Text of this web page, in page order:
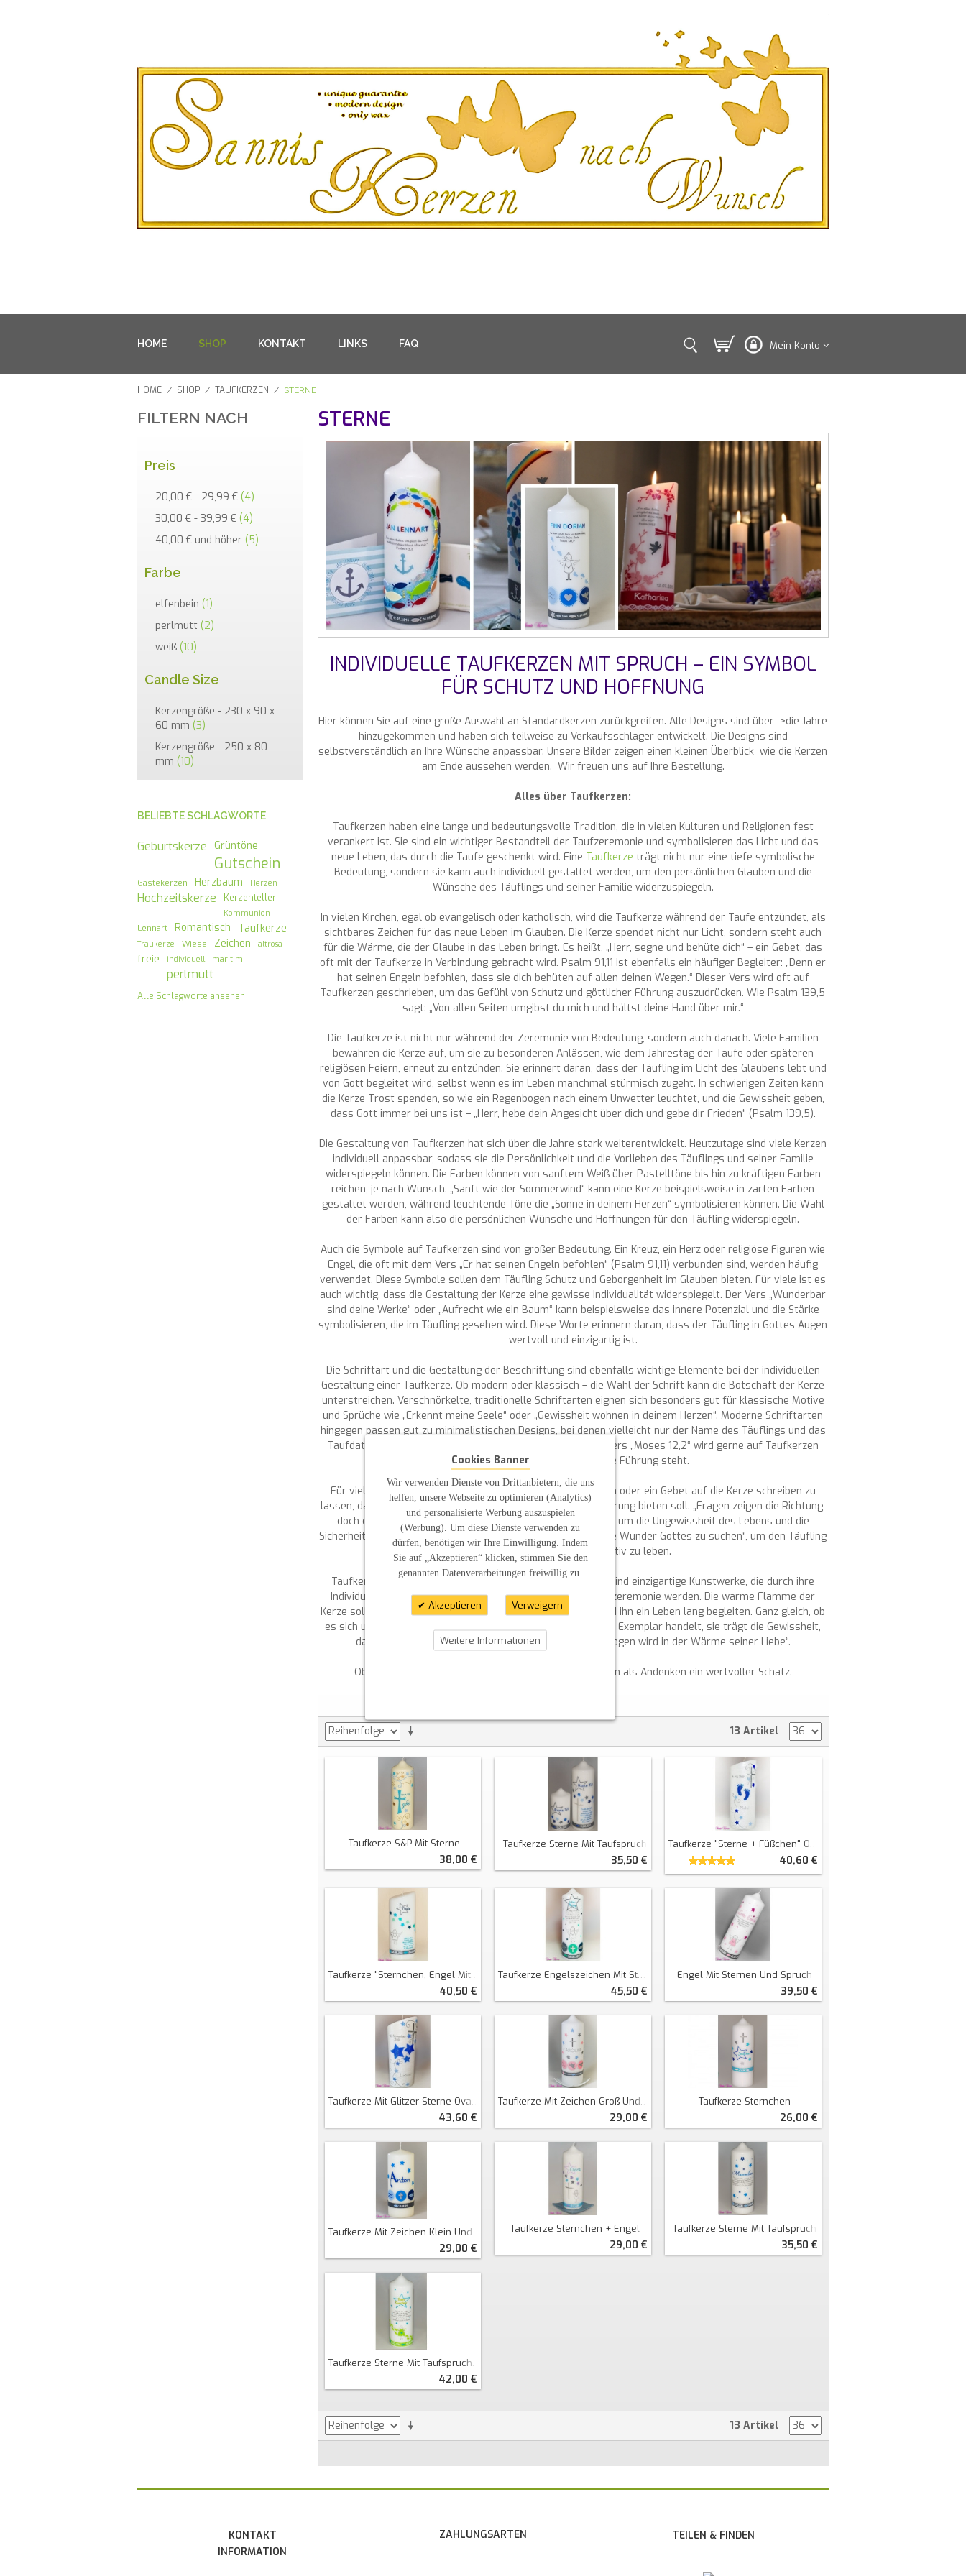
Mein Konto
HOME SHOP KONTAKT LINKS FAQ
HOME / SHOP / TAUFKERZEN / STERNE
FILTERN NACH
Preis
20,00 € - 29,99 € (4)
30,00 € - 39,99 € (4)
40,00 € und höher (5)
Farbe
elfenbein (1)
perlmutt (2)
weiß (10)
Candle Size
Kerzengröße - 230 x 90 x
60 mm (3)
Kerzengröße - 250 x 80
mm (10)
STERNE
INDIVIDUELLE TAUFKERZEN MIT SPRUCH – EIN SYMBOL
FÜR SCHUTZ UND HOFFNUNG
Hier können Sie auf eine große Auswahl an Standardkerzen zurückgreifen. Alle Designs sind über >die Jahre
hinzugekommen und haben sich teilweise zu Verkaufsschlager entwickelt. Die Designs sind
selbstverständlich an Ihre Wünsche anpassbar. Unsere Bilder zeigen einen kleinen Überblick wie die Kerzen
am Ende aussehen werden. Wir freuen uns auf Ihre Bestellung.
Alles über Taufkerzen:
Taufkerzen haben eine lange und bedeutungsvolle Tradition, die in vielen Kulturen und Religionen fest
verankert ist. Sie sind ein wichtiger Bestandteil der Taufzeremonie und symbolisieren das Licht und das
neue Leben, das durch die Taufe geschenkt wird. Eine Taufkerze trägt nicht nur eine tiefe symbolische
Bedeutung, sondern sie kann auch individuell gestaltet werden, um den persönlichen Glauben und die
Wünsche des Täuflings und seiner Familie widerzuspiegeln.
In vielen Kirchen, egal ob evangelisch oder katholisch, wird die Taufkerze während der Taufe entzündet, als
sichtbares Zeichen für das neue Leben im Glauben. Die Kerze spendet nicht nur Licht, sondern steht auch
für die Wärme, die der Glaube in das Leben bringt. Es heißt, „Herr, segne und behüte dich“ – ein Gebet, das
oft mit der Taufkerze in Verbindung gebracht wird. Psalm 91,11 ist ebenfalls ein häufiger Begleiter: „Denn er
hat seinen Engeln befohlen, dass sie dich behüten auf allen deinen Wegen.“ Dieser Vers wird oft auf
Taufkerzen geschrieben, um das Gefühl von Schutz und göttlicher Führung auszudrücken. Wie Psalm 139,5
sagt: „Von allen Seiten umgibst du mich und hältst deine Hand über mir.“
Die Taufkerze ist nicht nur während der Zeremonie von Bedeutung, sondern auch danach. Viele Familien
bewahren die Kerze auf, um sie zu besonderen Anlässen, wie dem Jahrestag der Taufe oder späteren
religiösen Feiern, erneut zu entzünden. Sie erinnert daran, dass der Täufling im Licht des Glaubens lebt und
von Gott begleitet wird, selbst wenn es im Leben manchmal stürmisch zugeht. In schwierigen Zeiten kann
die Kerze Trost spenden, so wie ein Regenbogen nach einem Unwetter leuchtet, und die Gewissheit geben,
dass Gott immer bei uns ist – „Herr, hebe dein Angesicht über dich und gebe dir Frieden“ (Psalm 139,5).
Die Gestaltung von Taufkerzen hat sich über die Jahre stark weiterentwickelt. Heutzutage sind viele Kerzen
individuell anpassbar, sodass sie die Persönlichkeit und die Vorlieben des Täuflings und seiner Familie
widerspiegeln können. Die Farben können von sanftem Weiß über Pastelltöne bis hin zu kräftigen Farben
reichen, je nach Wunsch. „Sanft wie der Sommerwind“ kann eine Kerze beispielsweise in zarten Farben
gestaltet werden, während leuchtende Töne die „Sonne in deinem Herzen“ symbolisieren können. Die Wahl
der Farben kann also die persönlichen Wünsche und Hoffnungen für den Täufling widerspiegeln.
Auch die Symbole auf Taufkerzen sind von großer Bedeutung. Ein Kreuz, ein Herz oder religiöse Figuren wie
Engel, die oft mit dem Vers „Er hat seinen Engeln befohlen“ (Psalm 91,11) verbunden sind, werden häufig
verwendet. Diese Symbole sollen dem Täufling Schutz und Geborgenheit im Glauben bieten. Für viele ist es
auch wichtig, dass die Gestaltung der Kerze eine gewisse Individualität widerspiegelt. Der Vers „Wunderbar
sind deine Werke“ oder „Aufrecht wie ein Baum“ kann beispielsweise das innere Potenzial und die Stärke
symbolisieren, die im Täufling gesehen wird. Diese Worte erinnern daran, dass der Täufling in Gottes Augen
wertvoll und einzigartig ist.
Die Schriftart und die Gestaltung der Beschriftung sind ebenfalls wichtige Elemente bei der individuellen
Gestaltung einer Taufkerze. Ob modern oder klassisch – die Wahl der Schrift kann die Botschaft der Kerze
unterstreichen. Verschnörkelte, traditionelle Schriftarten eignen sich besonders gut für klassische Motive
und Sprüche wie „Erkennt meine Seele“ oder „Gewissheit wohnen in deinem Herzen“. Moderne Schriftarten
hingegen passen gut zu minimalistischen Designs, bei denen vielleicht nur der Name des Täuflings und das
Taufdatum auf der Kerze zu finden sind. Auch der beliebte Vers „Moses 12,2“ wird gerne auf Taufkerzen
eingraviert, da er für die göttliche Führung steht.
Für viele Eltern ist es ein besonderes Anliegen, einen Spruch oder ein Gebet auf die Kerze schreiben zu
lassen, das ihrem Kind auf seinem Lebensweg Schutz und Führung bieten soll. „Fragen zeigen die Richtung,
doch die Antwort gibt Gott“, könnte auf einer Kerze stehen, um die Ungewissheit des Lebens und die
Sicherheit im Glauben darzustellen. Oder „Hört niemals auf, die Wunder Gottes zu suchen“, um den Täufling
zu ermutigen, den Glauben aktiv zu leben.
Taufkerzen sind weit mehr als nur Dekorationsobjekte. Sie sind einzigartige Kunstwerke, die durch ihre
Individualität und Symbolik zu einem wichtigen Teil der Taufzeremonie werden. Die warme Flamme der
Kerze soll den Glauben im Herzen des Täuflings entfachen und ihn ein Leben lang begleiten. Ganz gleich, ob
es sich um eine einfache Kerze oder ein aufwendig verziertes Exemplar handelt, sie trägt die Gewissheit,
dass der Täufling unter Gottes Schutz steht und „getragen wird in der Wärme seiner Liebe“.
Ob schlicht oder kunstvoll gestaltet, Taufkerzen bleiben als Andenken ein wertvoller Schatz.
13 Artikel
Taufkerze S&P Mit Sterne
38,00 €
Taufkerze Sterne Mit Taufspruch
35,50 €
Taufkerze "Sterne + Füßchen" Oval Abg. Perlmutt
40,60 €
Taufkerze "Sternchen, Engel Mit Spruch" Oval Abg.
40,50 €
Taufkerze Engelszeichen Mit Sternen
45,50 €
Engel Mit Sternen Und Spruch
39,50 €
Taufkerze Mit Glitzer Sterne Oval Abg. Perlmutt
43,60 €
Taufkerze Mit Zeichen Groß Und Sternchen
29,00 €
Taufkerze Sternchen
26,00 €
Taufkerze Mit Zeichen Klein Und Sternchen
29,00 €
Taufkerze Sternchen + Engel
29,00 €
Taufkerze Sterne Mit Taufspruch
35,50 €
Taufkerze Sterne Mit Taufspruch Und Engel
42,00 €
13 Artikel
BELIEBTE SCHLAGWORTE
Geburtskerze Grüntöne
Gutschein
Gästekerzen Herzbaum Herzen
Hochzeitskerze Kerzenteller
Kommunion
Lennart Romantisch Taufkerze
Traukerze Wiese Zeichen altrosa
freie individuell maritim
perlmutt
Alle Schlagworte ansehen
KONTAKT
INFORMATION
ZAHLUNGSARTEN TEILEN & FINDEN
Cookies Banner
Wir verwenden Dienste von Drittanbietern, die uns
helfen, unsere Webseite zu optimieren (Analytics)
und personalisierte Werbung auszuspielen
(Werbung). Um diese Dienste verwenden zu
dürfen, benötigen wir Ihre Einwilligung. Indem
Sie auf „Akzeptieren“ klicken, stimmen Sie den
genannten Datenverarbeitungen freiwillig zu.
Akzeptieren Verweigern
Weitere Informationen